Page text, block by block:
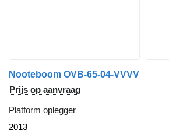
Nooteboom OVB-65-04-VVVV
Prijs op aanvraag
Platform oplegger
2013